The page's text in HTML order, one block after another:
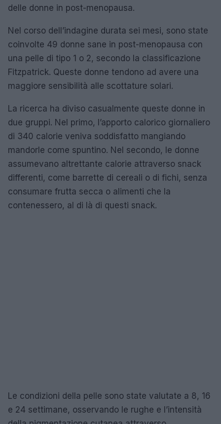
delle donne in post-menopausa.
Nel corso dell’indagine durata sei mesi, sono state
coinvolte 49 donne sane in post-menopausa con
una pelle di tipo 1 o 2, secondo la classificazione
Fitzpatrick. Queste donne tendono ad avere una
maggiore sensibilità alle scottature solari.
La ricerca ha diviso casualmente queste donne in
due gruppi. Nel primo, l’apporto calorico giornaliero
di 340 calorie veniva soddisfatto mangiando
mandorle come spuntino. Nel secondo, le donne
assumevano altrettante calorie attraverso snack
differenti, come barrette di cereali o di fichi, senza
consumare frutta secca o alimenti che la
contenessero, al di là di questi snack.
Le condizioni della pelle sono state valutate a 8, 16
e 24 settimane, osservando le rughe e l’intensità